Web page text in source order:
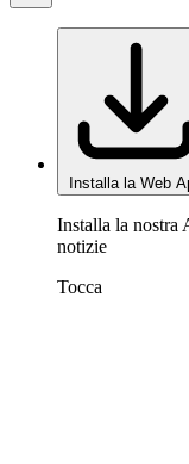
Installa la Web
Installa la nostra
notizie
Tocca